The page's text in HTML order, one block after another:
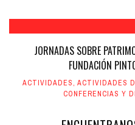
JORNADAS SOBRE
FUNDACIÓN
ACTIVIDADES, ACTIVIDADES
CONFERENCIAS Y